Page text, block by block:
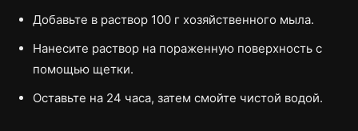
Добавьте в раствор 100 г хозяйственного мыла.
Нанесите раствор на пораженную поверхность с
помощью щетки.
Оставьте на 24 часа, затем смойте чистой водой.